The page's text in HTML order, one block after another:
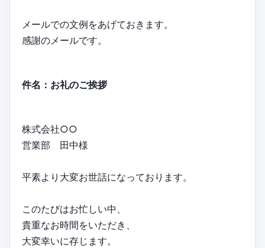
メールでの文例をあげておきます。
感謝のメールです。
件名：お礼のご挨拶
株式会社○○
営業部 田中様
平素より大変お世話になっております。
このたびはお忙しい中、
貴重なお時間をいただき、
大変幸いに存じます。